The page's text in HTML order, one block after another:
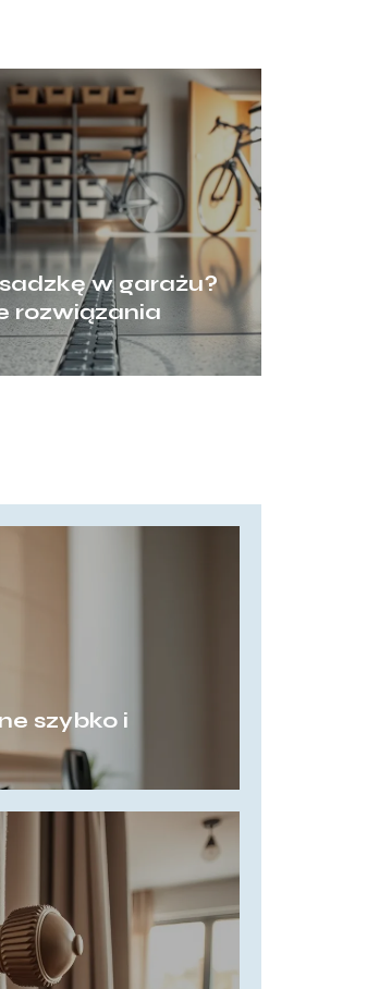
w garażu?
rozwiązania
szybko i